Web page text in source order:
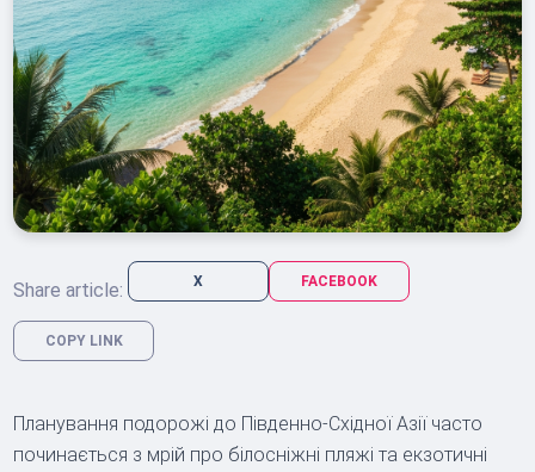
Share article: X FACEBOOK
COPY LINK
Планування подорожі до Південно-Східної Азії часто
починається з мрій про білосніжні пляжі та екзотичні